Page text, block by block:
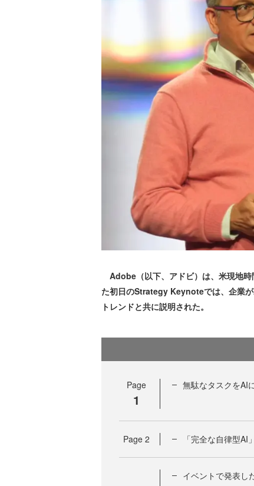
Adobe（以下、アドビ）は、米現地
た初日のStrategy Keynoteでは、企業
トレンドと共に説明された。
Page
1
無駄なタスクをAI
Page 2 「完全な自律型
イベントで発表し